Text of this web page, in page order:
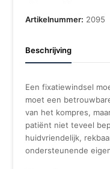
stuks)
Artikelnummer: 2095
Beschrijving
Een fixatiewindsel
moet een
van het kompres,
patiënt niet teveel
huidvriendelijk,
ondersteunende